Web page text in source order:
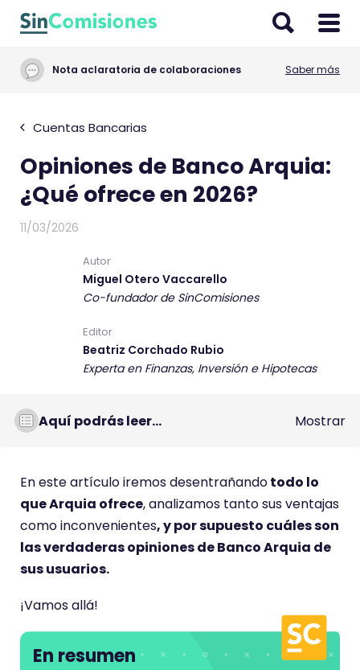
Nota aclaratoria de colaboraciones Saber más
Cuentas Bancarias
Opiniones de Banco Arquia:
¿Qué ofrece en 2026?
11/03/2026
Autor
Miguel Otero Vaccarello
Co-fundador de SinComisiones
Editor
Beatriz Corchado Rubio
Experta en Finanzas, Inversión e Hipotecas
Aquí podrás leer... Mostrar
En este artículo iremos desentrañandotodo lo
que Arquia ofrece, analizamos tanto sus ventajas
como inconvenientes, y por supuesto cuáles son
las verdaderas opiniones de Banco Arquia de
sus usuarios.
¡Vamos allá!
En resumen